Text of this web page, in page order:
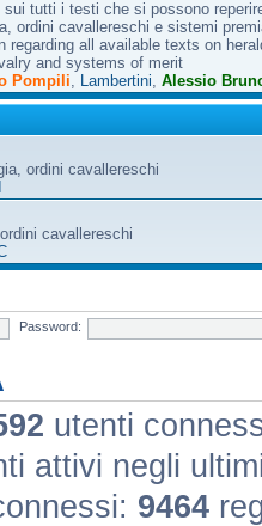
tutti i testi che si possono
ordini cavallereschi e sistemi
regarding all available texts on
and systems of merit
Pompili Lambertini Alessio
ordini cavallereschi
cavallereschi
Password:
utenti
attivi negli
9464